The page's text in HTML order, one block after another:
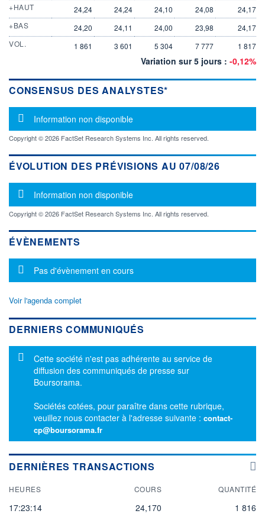
+HAUT
24,24 24,24 24,10 24,08
24,17
+BAS
24,20 24,11 24,00 23,98
24,17
VOL.
1 861 3 601 5 304 7 777 1 817
Variation sur 5 jours : -0,12%
CONSENSUS DES ANALYSTES*
Message d'information
Information non disponible
Copyright © 2026 FactSet Research Systems Inc. All rights reserved.
ÉVOLUTION DES PRÉVISIONS AU 07/08/26
Message d'information
Information non disponible
Copyright © 2026 FactSet Research Systems Inc. All rights reserved.
ÉVÈNEMENTS
Message d'information
Pas d'évènement en cours
Voir l'agenda complet
DERNIERS COMMUNIQUÉS
Message d'information
Cette société n'est pas adhérente au service de
diffusion des communiqués de presse sur
Boursorama.
Sociétés cotées, pour paraître dans cette rubrique,
veuillez nous contacter à l'adresse suivante : contact-
cp@boursorama.fr
DERNIÈRES TRANSACTIONS
HEURES COURS QUANTITÉ
17:23:14 24,170 1 816